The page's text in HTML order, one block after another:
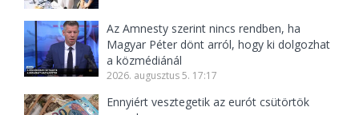
Az Amnesty szerint nincs rendben, ha
Magyar Péter dönt arról, hogy ki dolgozhat
a közmédiánál
2026. augusztus 5. 17:17
Ennyiért vesztegetik az eurót csütörtök